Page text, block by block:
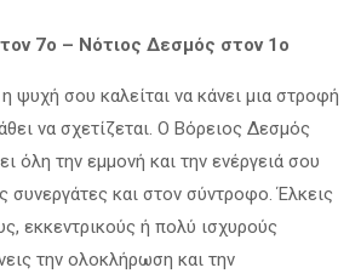
7ο – Νότιος Δεσμός στον 1ο
ψυχή σου καλείται να κάνει μια στροφή
να σχετίζεται. Ο Βόρειος Δεσμός
όλη την εμμονή και την ενέργειά σου
συνεργάτες και στον σύντροφο. Έλκεις
εκκεντρικούς ή πολύ ισχυρούς
την ολοκλήρωση και την